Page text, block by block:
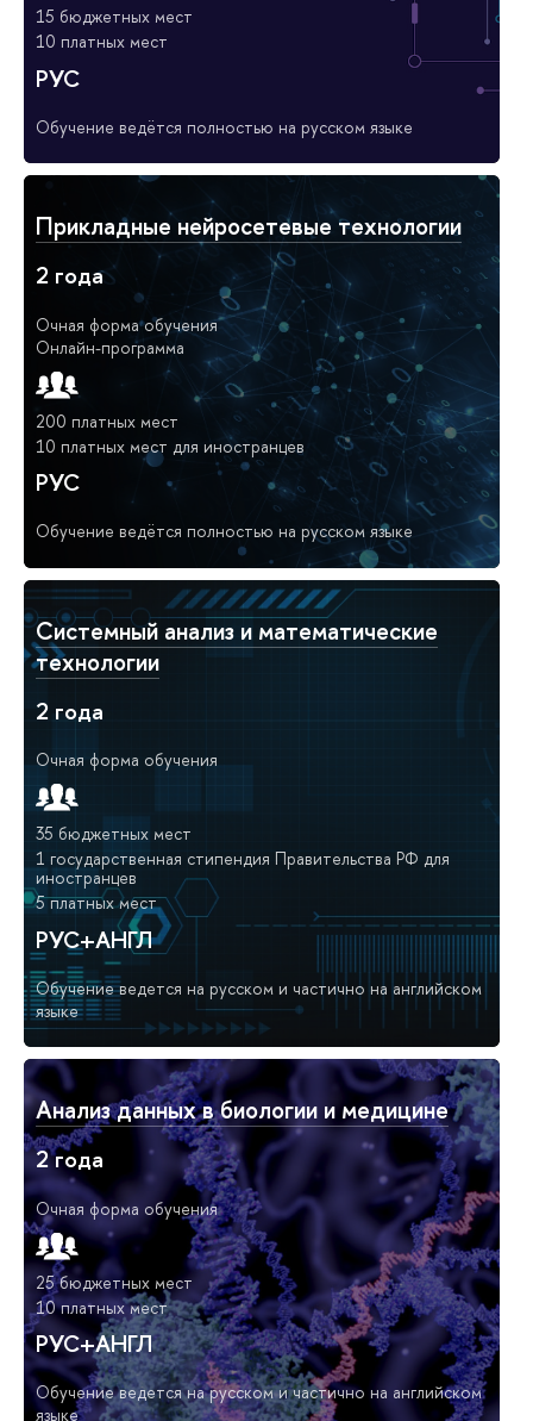
15 бюджетных мест
10 платных мест
РУС
Обучение ведётся полностью на русском языке
Прикладные нейросетевые технологии
2 года
Очная форма обучения
Онлайн-программа
200 платных мест
10 платных мест для иностранцев
РУС
Обучение ведётся полностью на русском языке
Системный анализ и математические
технологии
2 года
Очная форма обучения
35 бюджетных мест
1 государственная стипендия Правительства РФ для
иностранцев
5 платных мест
РУС+АНГЛ
Обучение ведется на русском и частично на английском
языке
Анализ данных в биологии и медицине
2 года
Очная форма обучения
25 бюджетных мест
10 платных мест
РУС+АНГЛ
Обучение ведется на русском и частично на английском
языке